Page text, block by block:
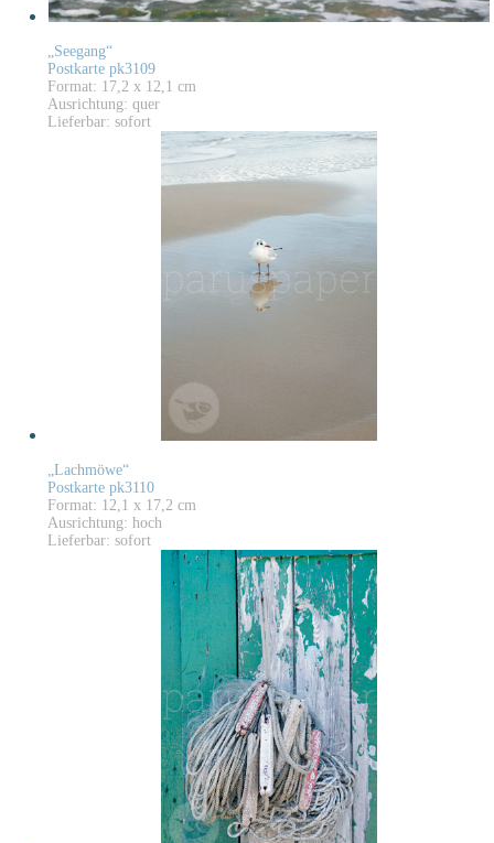
„Seegang“
Postkarte pk3109
Format: 17,2 x 12,1 cm
Ausrichtung: quer
Lieferbar: sofort
„Lachmöwe“
Postkarte pk3110
Format: 12,1 x 17,2 cm
Ausrichtung: hoch
Lieferbar: sofort